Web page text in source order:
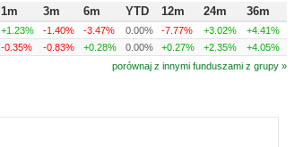
1m 3m 6m YTD 12m 24m 36m
+1.23% -1.40% -3.47% 0.00% -7.77% +3.02%
+4.41%
-0.35% -0.83% +0.28% 0.00% +0.27% +2.35%
+4.05%
porównaj z innymi funduszami z grupy »